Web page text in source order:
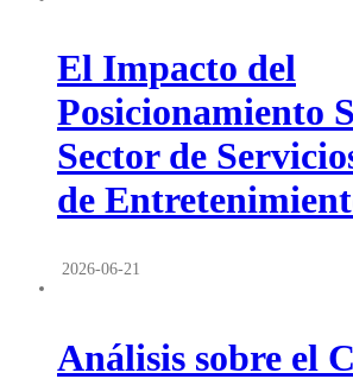
El Impacto del
Posicionamiento
Sector de
de
2026-06-21
Análisis sobre el